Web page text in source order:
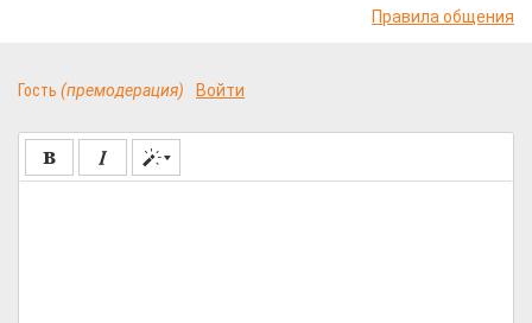
Правила общения
Гость (премодерация) Войти